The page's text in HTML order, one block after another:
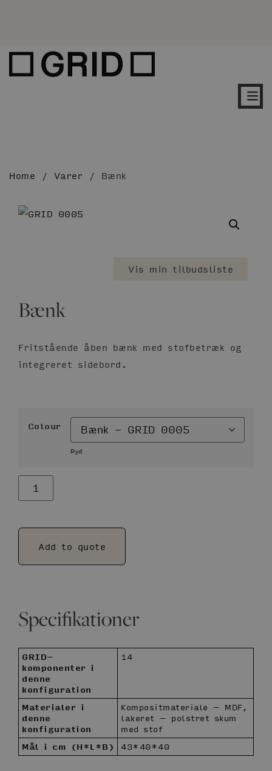
Home / Varer / Bænk
Vis min tilbudsliste
Bænk
Fritstående åben bænk med stofbetræk og
integreret sidebord.
Colour
Ryd
Add to quote
Specifikationer
GRID-
komponenter i
denne
konfiguration
14
Materialer i
denne
konfiguration
Kompositmateriale – MDF,
lakeret – polstret skum
med stof
Mål i cm (H*L*B)
43*40*40